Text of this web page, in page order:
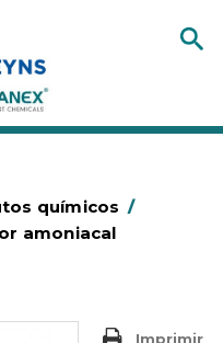
químicos /
amoniacal
Imprimir